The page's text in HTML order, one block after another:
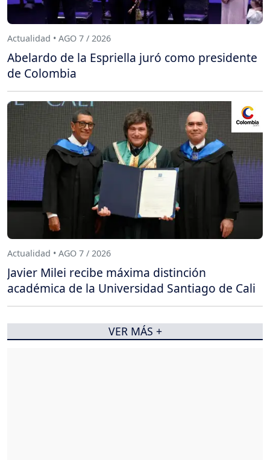
Actualidad • AGO 7 / 2026
Abelardo de la Espriella juró como presidente
de Colombia
Actualidad • AGO 7 / 2026
Javier Milei recibe máxima distinción
académica de la Universidad Santiago de Cali
VER MÁS +